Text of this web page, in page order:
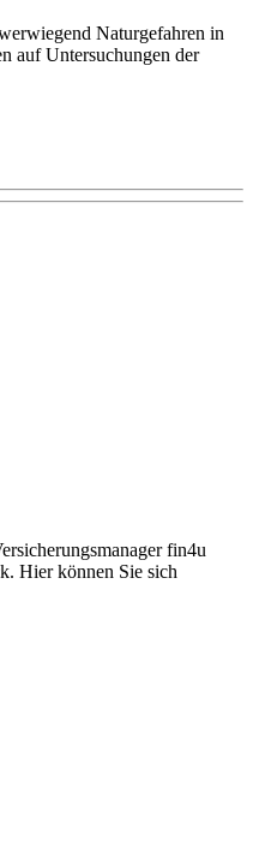
Naturgefahren in
auf Untersuchungen der
fin4u
Hier können Sie sich